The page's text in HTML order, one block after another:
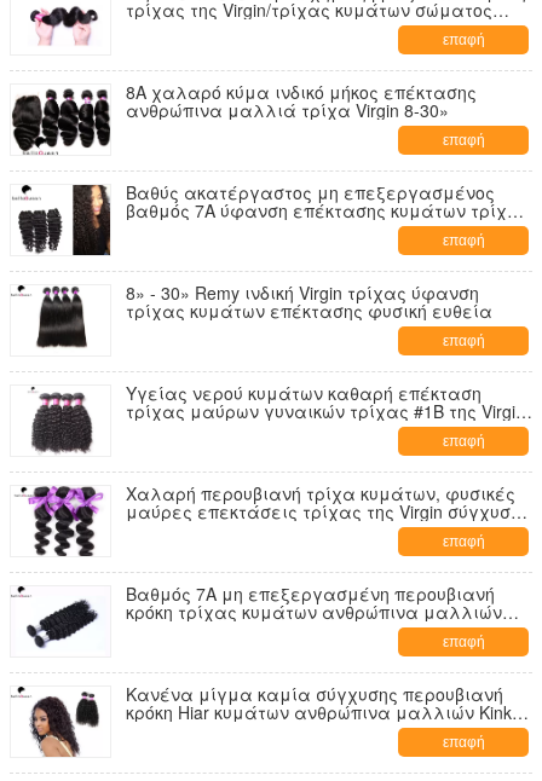
τρίχας της Virgin/τρίχας κυμάτων σώματος
επαφή
8A χαλαρό κύμα ινδικό μήκος επέκτασης
ανθρώπινα μαλλιά τρίχα Virgin 8-30»
επαφή
Βαθύς ακατέργαστος μη επεξεργασμένος
βαθμός 7A ύφανση επέκτασης κυμάτων τρίχας
επαφή
8» - 30» Remy ινδική Virgin τρίχας ύφανση
τρίχας κυμάτων επέκτασης φυσική ευθεία
επαφή
Υγείας νερού κυμάτων καθαρή επέκταση
τρίχας μαύρων γυναικών τρίχας #1B της Virgin
επαφή
Χαλαρή περουβιανή τρίχα κυμάτων, φυσικές
μαύρες επεκτάσεις τρίχας της Virgin σύγχυση-
επαφή
Βαθμός 7A μη επεξεργασμένη περουβιανή
κρόκη τρίχας κυμάτων ανθρώπινα μαλλιών
επαφή
Κανένα μίγμα καμία σύγχυσης περουβιανή
κρόκη Hiar κυμάτων ανθρώπινα μαλλιών Kinky
επαφή